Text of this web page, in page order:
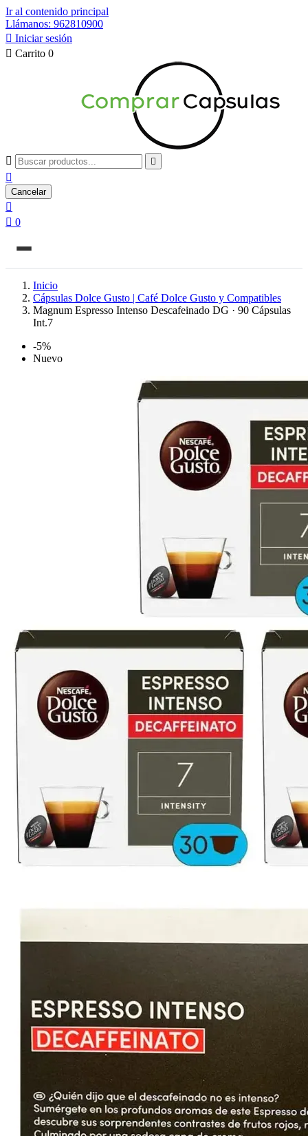
Ir al contenido principal
Llámanos: 962810900
 Iniciar sesión
 Carrito 0
 

Cancelar

 0
Inicio
Cápsulas Dolce Gusto | Café Dolce Gusto y Compatibles
Magnum Espresso Intenso Descafeinado DG · 90 Cápsulas
Int.7
-5%
Nuevo